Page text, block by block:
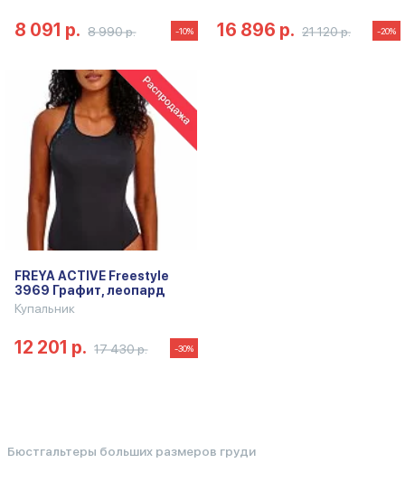
8 091 р. 8 990 р. -10% 16 896 р. 21 120 р. -20%
FREYA ACTIVE Freestyle
3969 Графит, леопард
Купальник
12 201 р. 17 430 р. -30%
Бюстгальтеры больших размеров груди